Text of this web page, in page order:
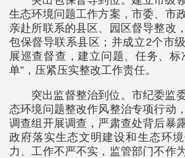
生态环境问题工作方案，市委、市
亲赴所联系的县区、园区督导整改
包保督导联系县区；并成立2个市
展巡查督查，建立问题、任务、标
单”，压紧压实整改工作责任。
突出监督整治到位。市纪委监
态环境问题整改作风整治专项行动
调查组开展调查，严肃查处背后暴
政府落实生态文明建设和生态环
力、工作不严不实，监管部门不作